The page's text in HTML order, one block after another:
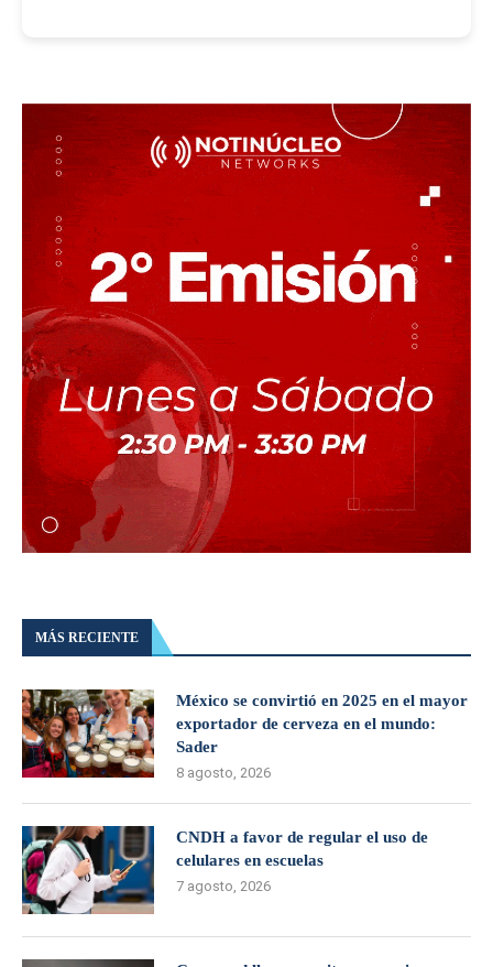
MÁS RECIENTE
México se convirtió en 2025 en el mayor
exportador de cerveza en el mundo:
Sader
8 agosto, 2026
CNDH a favor de regular el uso de
celulares en escuelas
7 agosto, 2026